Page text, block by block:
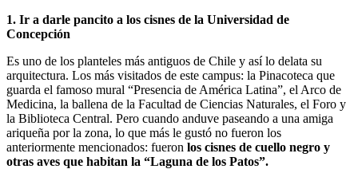
1. Ir a darle pancito a los cisnes de la Universidad de
Concepción
Es uno de los planteles más antiguos de Chile y así lo delata su
arquitectura. Los más visitados de este campus: la Pinacoteca que
guarda el famoso mural “Presencia de América Latina”, el Arco de
Medicina, la ballena de la Facultad de Ciencias Naturales, el Foro y
la Biblioteca Central. Pero cuando anduve paseando a una amiga
ariqueña por la zona, lo que más le gustó no fueron los
anteriormente mencionados: fueron los cisnes de cuello negro y
otras aves que habitan la “Laguna de los Patos”.